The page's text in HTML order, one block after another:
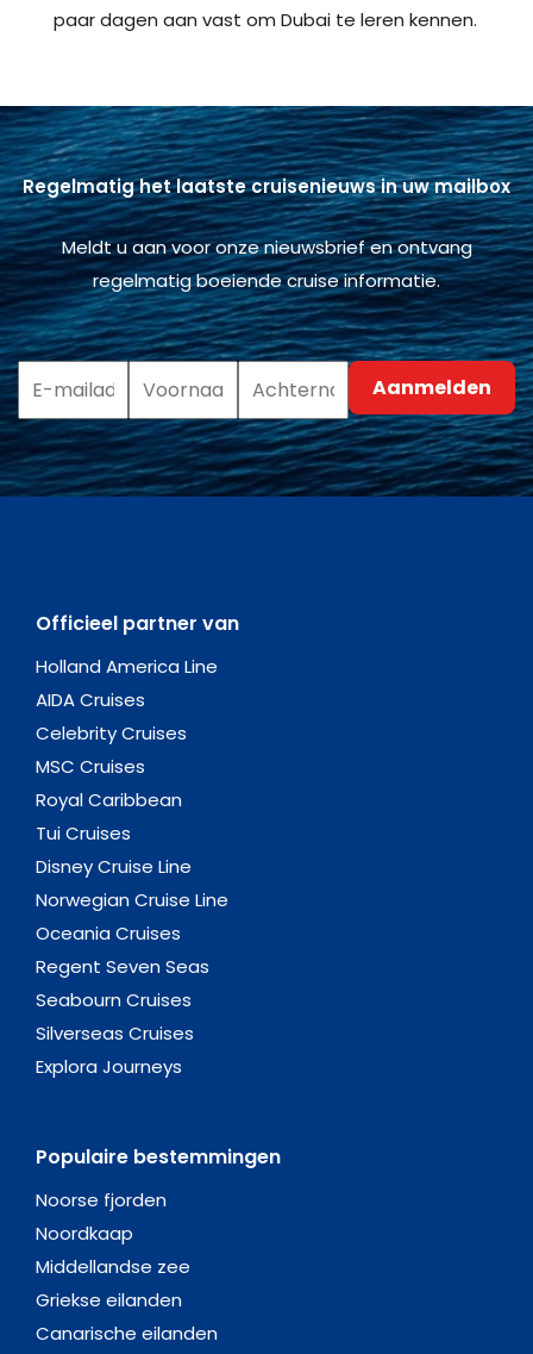
paar dagen aan vast om Dubai te leren kennen.
Regelmatig het laatste cruisenieuws in uw mailbox
Meldt u aan voor onze nieuwsbrief en ontvang
regelmatig boeiende cruise informatie.
Officieel partner van
Holland America Line
AIDA Cruises
Celebrity Cruises
MSC Cruises
Royal Caribbean
Tui Cruises
Disney Cruise Line
Norwegian Cruise Line
Oceania Cruises
Regent Seven Seas
Seabourn Cruises
Silverseas Cruises
Explora Journeys
Populaire bestemmingen
Noorse fjorden
Noordkaap
Middellandse zee
Griekse eilanden
Canarische eilanden